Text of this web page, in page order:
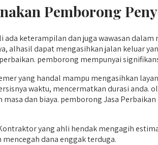
Pemborong
ada keterampilan dan juga wawasan
alhasil dapat mengasihkan jalan keluar
pemborong mempunyai
yang handal mampu mengasihkan
waktu, mencermatkan durasi
dan biaya. pemborong Jasa
yang ahli hendak mengagih
dana enggak terduga.